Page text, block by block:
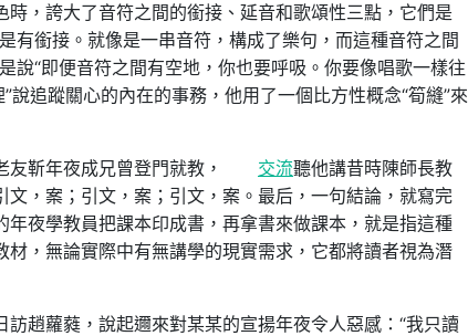
，誇大了音符之間的銜接、延音和歌頌性三點，它們是
有銜接。就像是一串音符，構成了樂句，而這種音符之間
說“即便音符之間有空地，你也要呼吸。你要像唱歌一樣往
說追蹤關心的內在的事務，他用了一個比方性概念“筍縫”來
靳年夜成兄曾登門就教， 交流聽他講昔時陳師長教
，案；引文，案；引文，案。最后，一句結論，就寫完
夜學教員把課本印成書，再拿書來做課本，就是指這種
，無論實際中有無講學的現實需求，它都將讀者視為潛
趙蘿蕤，說起邇來對某某的宣揚年夜令人惡感：“我只讀